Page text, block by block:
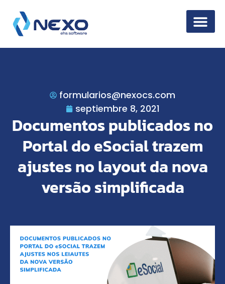
formularios@nexocs.com
septiembre 8, 2021
Documentos publicados no
Portal do eSocial trazem
ajustes no layout da nova
versão simplificada